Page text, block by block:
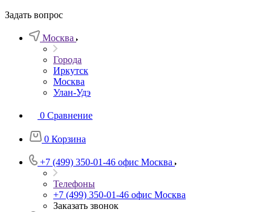
Задать вопрос
Москва
Города
Иркутск
Москва
Улан-Удэ
0 Сравнение
0 Корзина
+7 (499) 350-01-46 офис Москва
Телефоны
+7 (499) 350-01-46 офис Москва
Заказать звонок